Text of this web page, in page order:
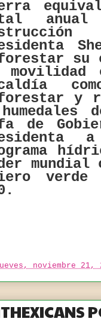
su
movilidad
y
de
mundial
verde
noviembre 21,